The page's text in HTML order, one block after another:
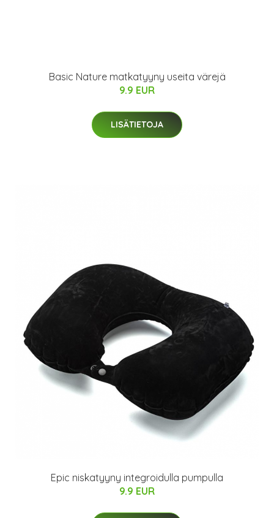
Basic Nature matkatyyny useita värejä
9.9 EUR
LISÄTIETOJA
Epic niskatyyny integroidulla pumpulla
9.9 EUR